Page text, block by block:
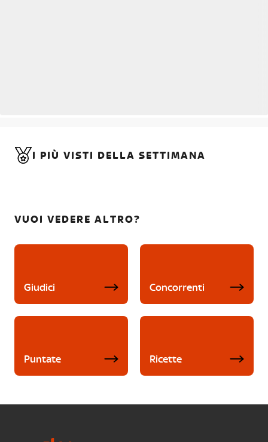
I PIÙ VISTI DELLA SETTIMANA
VUOI VEDERE ALTRO?
Giudici Concorrenti
Puntate Ricette